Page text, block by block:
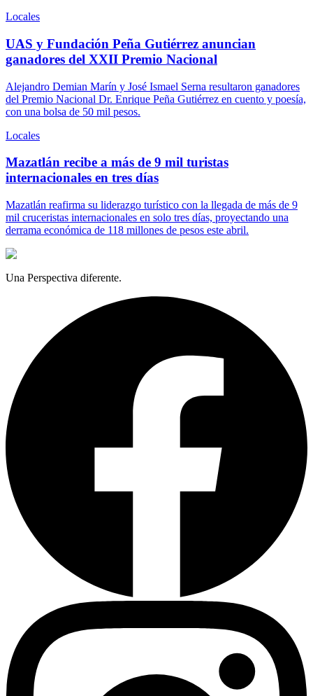
Locales
UAS y Fundación Peña Gutiérrez anuncian
ganadores del XXII Premio Nacional
Alejandro Demian Marín y José Ismael Serna resultaron ganadores
del Premio Nacional Dr. Enrique Peña Gutiérrez en cuento y poesía,
con una bolsa de 50 mil pesos.
Locales
Mazatlán recibe a más de 9 mil turistas
internacionales en tres días
Mazatlán reafirma su liderazgo turístico con la llegada de más de 9
mil cruceristas internacionales en solo tres días, proyectando una
derrama económica de 118 millones de pesos este abril.
Una Perspectiva diferente.